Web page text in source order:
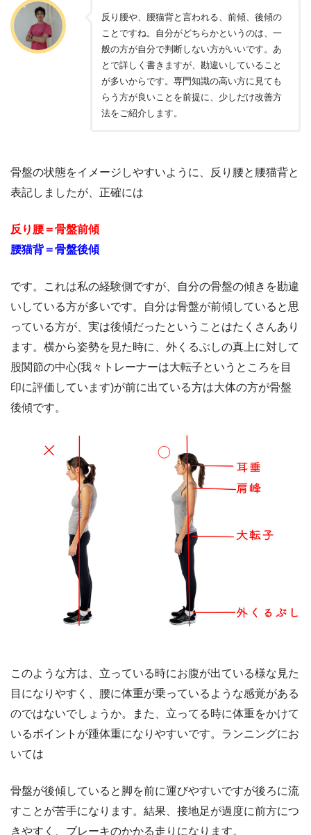
反り腰や、腰猫背と言われる、前傾、後傾の
ことですね。自分がどちらかというのは、一
般の方が自分で判断しない方がいいです。あ
とで詳しく書きますが、勘違いしていること
が多いからです。専門知識の高い方に見ても
らう方が良いことを前提に、少しだけ改善方
法をご紹介します。
骨盤の状態をイメージしやすいように、反り腰と腰猫背と
表記しましたが、正確には
反り腰＝骨盤前傾
腰猫背＝骨盤後傾
です。これは私の経験側ですが、自分の骨盤の傾きを勘違
いしている方が多いです。自分は骨盤が前傾していると思
っている方が、実は後傾だったということはたくさんあり
ます。横から姿勢を見た時に、外くるぶしの真上に対して
股関節の中心(我々トレーナーは大転子というところを目
印に評価しています)が前に出ている方は大体の方が骨盤
後傾です。
このような方は、立っている時にお腹が出ている様な見た
目になりやすく、腰に体重が乗っているような感覚がある
のではないでしょうか。また、立ってる時に体重をかけて
いるポイントが踵体重になりやすいです。ランニングにお
いては
骨盤が後傾していると脚を前に運びやすいですが後ろに流
すことが苦手になります。結果、接地足が過度に前方につ
きやすく、ブレーキのかかる走りになります。